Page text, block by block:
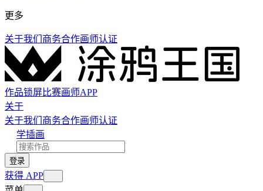
更多
关于我们 商务合作画师认证
作品锁屏比赛画师APP
关于
关于我们 商务合作画师认证
学插画
登录
获得 APP